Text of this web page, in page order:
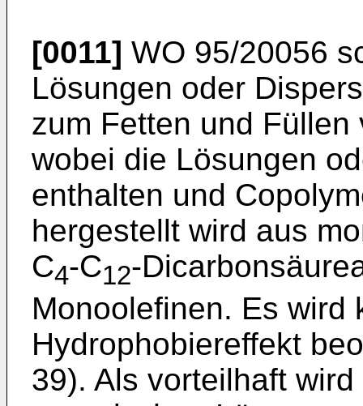
[0011] WO 95/20056
Lösungen oder
zum Fetten und
wobei die Lösungen
enthalten und
hergestellt wird aus
C4-C12-
Monoolefinen. Es wird
Hydrophobiereffekt
39). Als vorteilhaft